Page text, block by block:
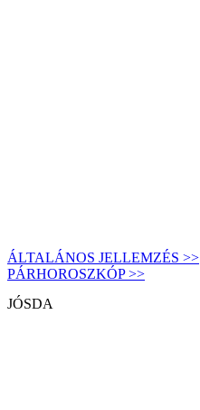
ÁLTALÁNOS JELLEMZÉS >>
PÁRHOROSZKÓP >>
JÓSDA